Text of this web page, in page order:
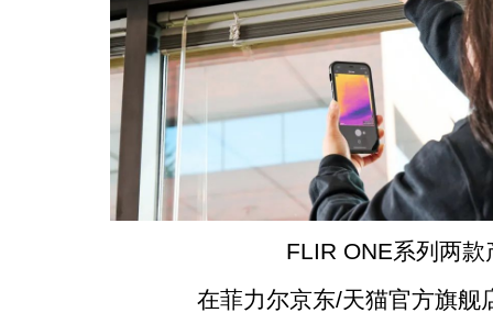
FLIR ONE系列两款
在菲力尔京东/天猫官方旗舰